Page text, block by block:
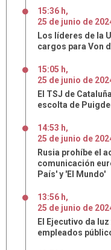
15:36 h,
25 de junio de
Los líderes de la
cargos para Von
15:05 h,
25 de junio de
El TSJ de
escolta de
14:53 h,
25 de junio de
Rusia prohíbe el
comunicación
País' y 'El Mundo'
13:56 h,
25 de junio de
El Ejecutivo da
empleados